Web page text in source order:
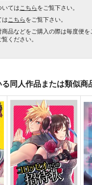
いては こちらをご覧下さい。
は こちらをご覧下さい。
品などをご購入の際は毎度便を
ください。
同人作品または類似商